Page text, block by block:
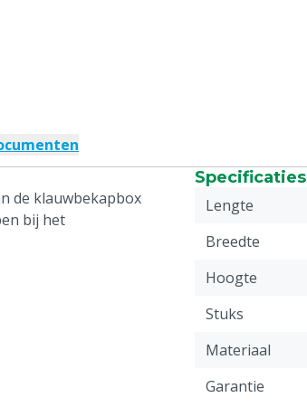
de klauwbekapbox
bij het
Specificaties
Lengte
Breedte
Hoogte
Stuks
Materiaal
Garantie